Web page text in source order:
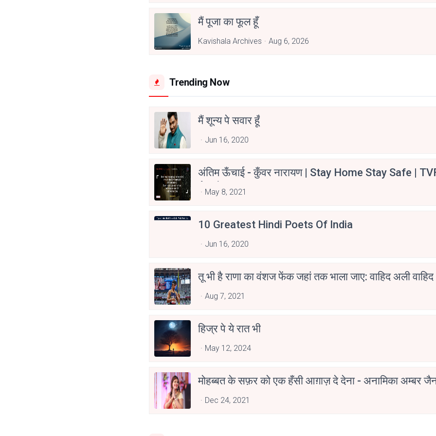
मैं पूजा का फूल हूँ
Kavishala Archives Aug 6, 2026
Trending Now
मैं शून्य पे सवार हूँ
Jun 16, 2020
अंतिम ऊँचाई - कुँवर नारायण | Stay Home Stay Safe |
Aspirants
May 8, 2021
10 Greatest Hindi Poets Of India
Jun 16, 2020
तू भी है राणा का वंशज फेंक जहां तक भाला जाए: वाहिद अली वाहिद
Aug 7, 2021
हिज्र पे ये रात भी
May 12, 2024
मोहब्बत के सफ़र को एक हँसी आग़ाज़ दे देना - अनामिका अम्बर
Dec 24, 2021